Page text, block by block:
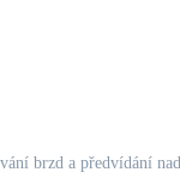
brzd a předvídání